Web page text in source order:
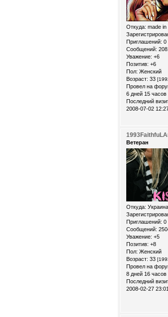
Откуда: made in
Приглашений: 0
Сообщений:
Уважение: +6
Позитив: +6
Пол: Женский
Возраст: 33
Провел на
6 дней 15 часов
Последний
2008-07-02
Ветеран
Откуда: Украина
Приглашений: 0
Сообщений:
Уважение: +5
Позитив: +8
Пол: Женский
Возраст: 33
Провел на
8 дней 16 часов
Последний
2008-02-27